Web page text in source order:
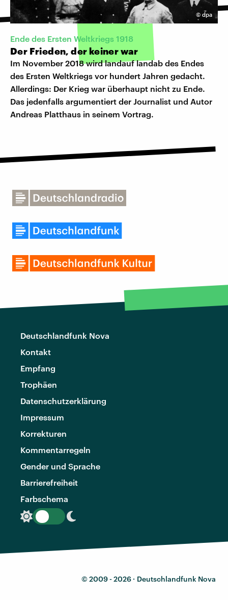
© dpa
Ende des Ersten Weltkriegs 1918
Der Frieden, der keiner war
Im November 2018 wird landauf landab des Endes
des Ersten Weltkriegs vor hundert Jahren gedacht.
Allerdings: Der Krieg war überhaupt nicht zu Ende.
Das jedenfalls argumentiert der Journalist und Autor
Andreas Platthaus in seinem Vortrag.
Deutschlandfunk Nova
Kontakt
Empfang
Trophäen
Datenschutzerklärung
Impressum
Korrekturen
Kommentarregeln
Gender und Sprache
Barrierefreiheit
Farbschema
© 2009 - 2026 · Deutschlandfunk Nova